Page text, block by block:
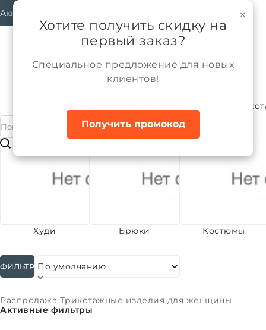
Аккаунт
#
Подкатегории
Худи Брюки Костюмы
ФИЛЬТР Сортировать:
Распродажа Трикотажные изделия для женщины
Активные фильтры
×
Хотите получить скидку на
первый заказ?
Специальное предложение для новых
клиентов!
Получить промокод